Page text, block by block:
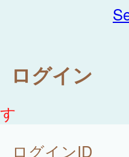
ログイン
ログインID